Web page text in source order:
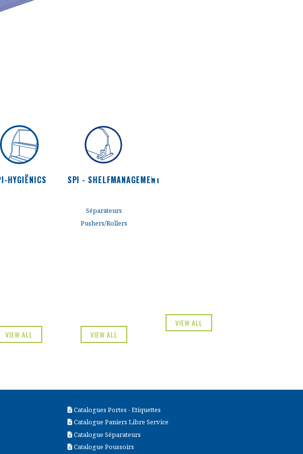
HYGIËNICS
VIEW ALL
SPI - SHELFMANAGEMENT
Séparateurs
Pushers/Rollers
VIEW ALL
VIEW ALL
Catalogues Portes - Etiquettes
Catalogue Paniers Libre Service
Catalogue Séparateurs
Catalogue Poussoirs